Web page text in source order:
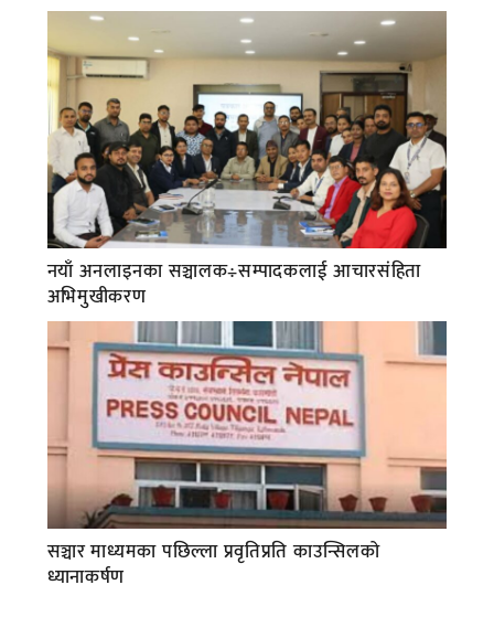
नयाँ अनलाइनका सञ्चालक÷सम्पादकलाई आचारसंहिता
अभिमुखीकरण
सञ्चार माध्यमका पछिल्ला प्रवृतिप्रति काउन्सिलको
ध्यानाकर्षण